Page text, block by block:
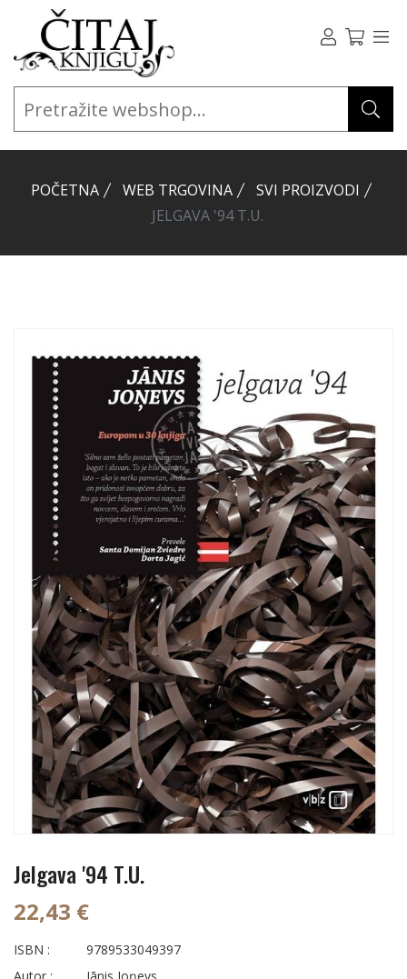
POČETNA WEB TRGOVINA
SVI PROIZVODI
JELGAVA '94 T.U.
Jelgava '94 T.U.
22,43 €
ISBN :
9789533049397
Autor :
Jānis Joņevs